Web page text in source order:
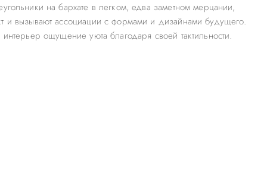
на бархате в легком, едва заметном мерцании,
и вызывают ассоциации с формами и дизайнами будущего.
интерьер ощущение уюта благодаря своей тактильности.